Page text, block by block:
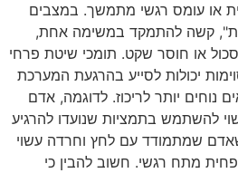
או עומס רגשי מתמשך. במצבים
קשה להתמקד במשימה אחת,
או חוסר שקט. תומכי שיטת פרחי
יכולות לסייע בהרגעת המערכת
נוחים יותר לריכוז. לדוגמה, אדם
להשתמש בתמציות שנועדו להרגיע
שמתמודד עם לחץ וחרדה עשוי
מתח רגשי. חשוב להבין כי